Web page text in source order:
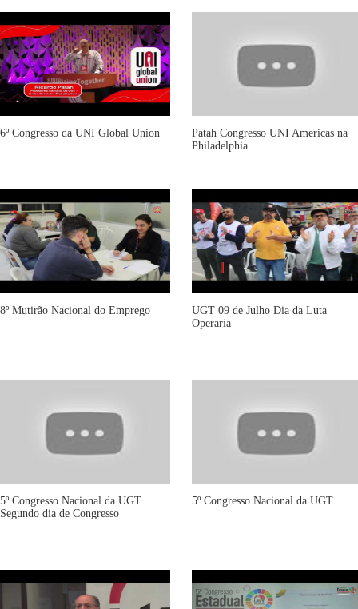
6º Congresso da UNI Global Union
Patah Congresso UNI Americas na
Philadelphia
8º Mutirão Nacional do Emprego
UGT 09 de Julho Dia da Luta
Operaria
5º Congresso Nacional da UGT
Segundo dia de Congresso
5º Congresso Nacional da UGT